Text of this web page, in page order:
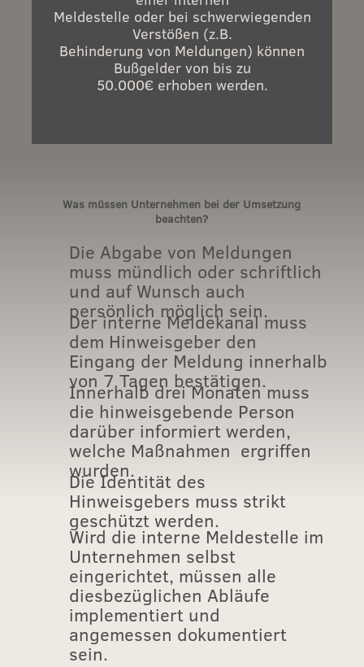
Meldestelle oder bei schwerwiegenden
Verstößen (z.B.
Behinderung von Meldungen) können
Bußgelder von bis zu
50.000€ erhoben werden.
Was müssen Unternehmen bei der Umsetzung
beachten?
Die Abgabe von Meldungen
muss mündlich oder schriftlich
und auf Wunsch auch
persönlich möglich sein.
Der interne Meldekanal muss
dem Hinweisgeber den
Eingang der Meldung innerhalb
von 7 Tagen bestätigen.
Innerhalb drei Monaten muss
die hinweisgebende Person
darüber informiert werden,
welche Maßnahmen ergriffen
wurden.
Die Identität des
Hinweisgebers muss strikt
geschützt werden.
Wird die interne Meldestelle im
Unternehmen selbst
eingerichtet, müssen alle
diesbezüglichen Abläufe
implementiert und
angemessen dokumentiert
sein.